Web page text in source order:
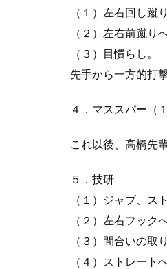
（１）左右回し蹴
（２）左右前蹴り
（３）目慣らし。
先手から一方的打
４．マススパー（
これ以後、高橋先
５．技研
（１）ジャブ、ス
（２）左右フック
（３）間合いの取
（４）ストレート